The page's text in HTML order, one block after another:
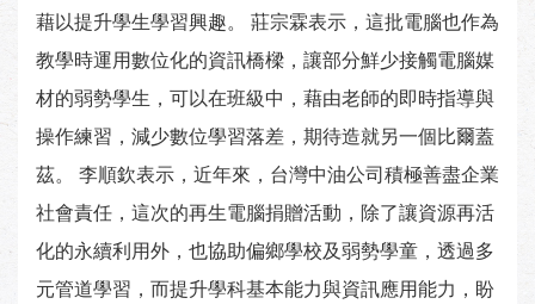
藉以提升學生學習興趣。 莊宗霖表示，這批電腦也作為
教學時運用數位化的資訊橋樑，讓部分鮮少接觸電腦媒
材的弱勢學生，可以在班級中，藉由老師的即時指導與
操作練習，減少數位學習落差，期待造就另一個比爾蓋
茲。 李順欽表示，近年來，台灣中油公司積極善盡企業
社會責任，這次的再生電腦捐贈活動，除了讓資源再活
化的永續利用外，也協助偏鄉學校及弱勢學童，透過多
元管道學習，而提升學科基本能力與資訊應用能力，盼